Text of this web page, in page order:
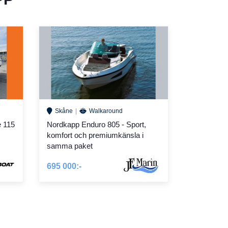
115
Skåne Walkaround
Nordkapp Enduro 805 - Sport,
komfort och premiumkänsla i
samma paket
695 000:-